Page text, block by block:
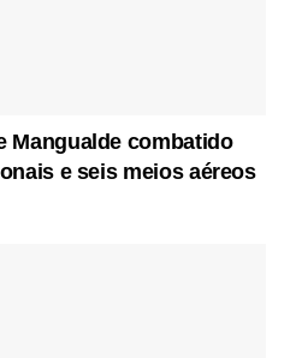
Mangualde combatido
e seis meios aéreos